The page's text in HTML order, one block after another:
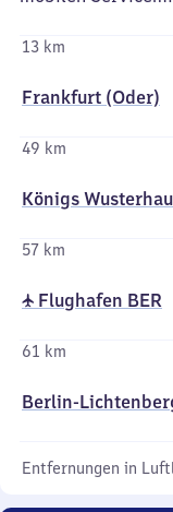
13 km
Frankfurt (Oder)
49 km
Königs
57 km
✈ Flughafen BER
61 km
Berlin-
Entfernungen in